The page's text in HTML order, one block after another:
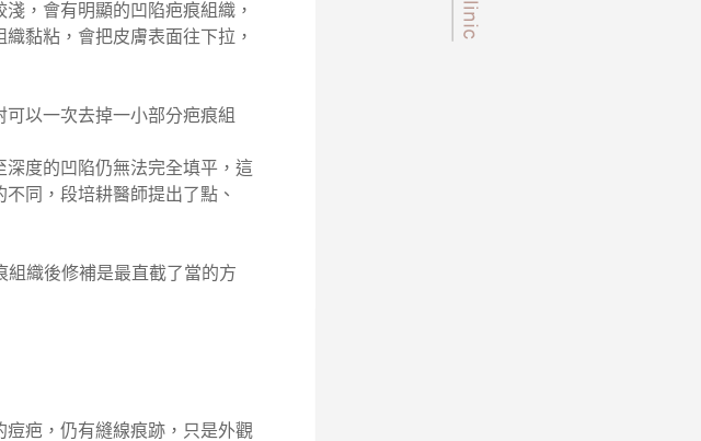
，會有明顯的凹陷疤痕組織，
黏粘，會把皮膚表面往下拉，
以一次去掉一小部分疤痕組
度的凹陷仍無法完全填平，這
同，段培耕醫師提出了點、
組織後修補是最直截了當的方
疤，仍有縫線痕跡，只是外觀